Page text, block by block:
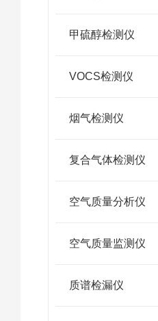
甲硫醇检测仪
VOCS检测仪
烟气检测仪
复合气体检测仪
空气质量分析仪
空气质量监测仪
质谱检漏仪